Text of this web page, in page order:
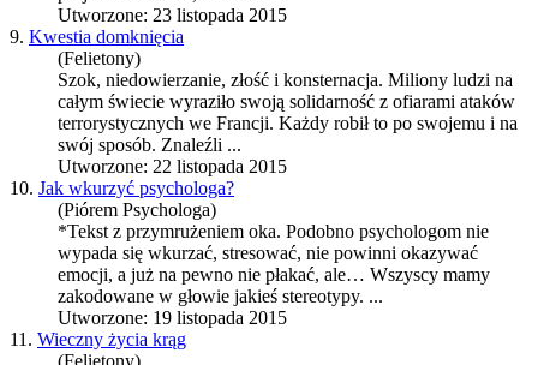
Utworzone: 23 listopada 2015
9. Kwestia domknięcia
(Felietony)
Szok, niedowierzanie, złość i konsternacja. Miliony ludzi na
całym świecie wyraziło swoją solidarność z ofiarami ataków
terrorystycznych we Francji. Każdy robił to po swojemu i na
swój sposób. Znaleźli ...
Utworzone: 22 listopada 2015
10. Jak wkurzyć psychologa?
(Piórem Psychologa)
*Tekst z przymrużeniem oka. Podobno psychologom nie
wypada się wkurzać, stresować, nie powinni okazywać
emocji, a już na pewno nie płakać, ale… Wszyscy mamy
zakodowane w głowie jakieś stereotypy. ...
Utworzone: 19 listopada 2015
11. Wieczny życia krąg